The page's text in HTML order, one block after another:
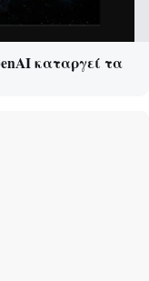
καταργεί τα